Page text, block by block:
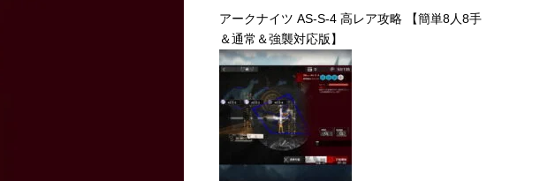
アークナイツ AS-S-4 高レア攻略 【簡単8人8手
＆通常＆強襲対応版】